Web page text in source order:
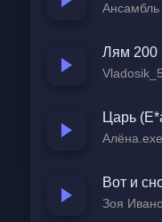
Лям 200
Алёна.exe
Вот и
Зоя